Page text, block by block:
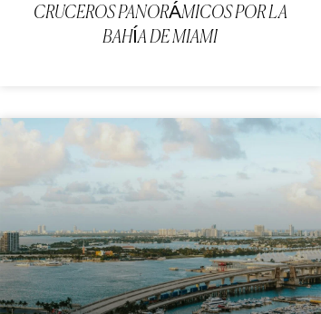
CRUCEROS PANORÁMICOS POR LA
BAHÍA DE MIAMI